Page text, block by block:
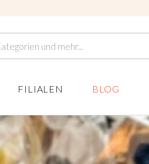
FILIALEN BLOG